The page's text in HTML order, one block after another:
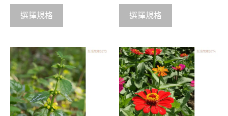
t
5
選擇規格
t
5
選擇規格